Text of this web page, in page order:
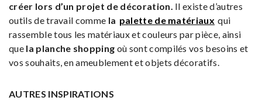
créer lors d’un projet de décoration. Il existe d’autres
outils de travail comme la palette de matériaux qui
rassemble tous les matériaux et couleurs par pièce, ainsi
que la planche shopping où sont compilés vos besoins et
vos souhaits, en ameublement et objets décoratifs.
AUTRES INSPIRATIONS